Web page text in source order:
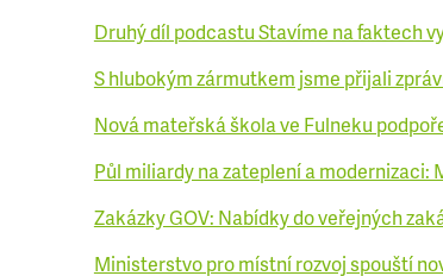
Druhý díl podcastu Stavíme na faktech
S hlubokým zármutkem jsme přijali
Nová mateřská škola ve Fulneku
Půl miliardy na zateplení a modernizaci:
Zakázky GOV: Nabídky do veřejných
Ministerstvo pro místní rozvoj spouští